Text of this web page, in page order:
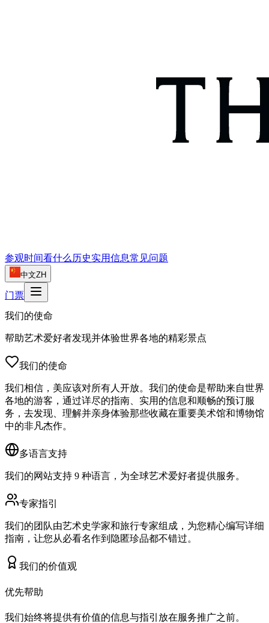
参观时间看什么 历史实用信息常见问题
中文ZH
门票
我们的使命
帮助艺术爱好者发现并体验世界各地的精彩景点
我们的使命
我们相信，美应该对所有人开放。我们的使命是帮助来自世界
各地的游客，通过详尽的指南、实用的信息和顺畅的预订服
务，去发现、理解并亲身体验那些收藏在重要美术馆和博物馆
中的非凡杰作。
多语言支持
我们的网站支持 9 种语言，为全球艺术爱好者提供服务。
专家指引
我们的团队由艺术史学家和旅行专家组成，为您精心编写详细
指南，让您从必看名作到隐匿珍品都不错过。
我们的价值观
优先帮助
我们始终将提供有价值的信息与指引放在服务推广之前。